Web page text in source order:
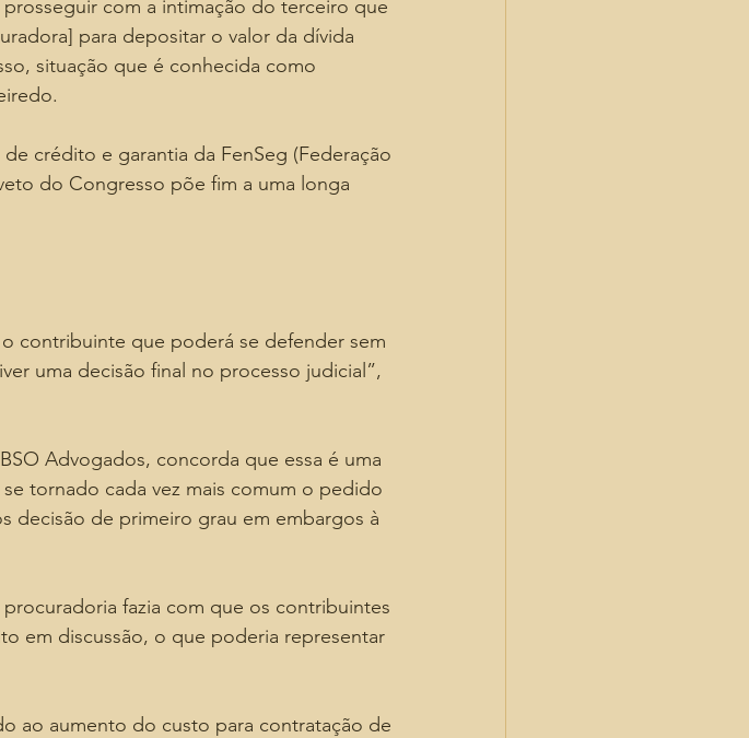
com a intimação do terceiro que
para depositar o valor da dívida
situação que é conhecida como
crédito e garantia da FenSeg (Federação
do Congresso põe fim a uma longa
contribuinte que poderá se defender sem
uma decisão final no processo judicial”,
Advogados, concorda que essa é uma
tornado cada vez mais comum o pedido
decisão de primeiro grau em embargos à
fazia com que os contribuintes
em discussão, o que poderia representar
ao aumento do custo para contratação de